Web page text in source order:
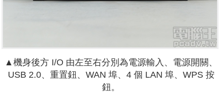
▲機身後方 I/O 由左至右分別為電源輸入、電源開關、
USB 2.0、重置鈕、WAN 埠、4 個 LAN 埠、WPS 按
鈕。